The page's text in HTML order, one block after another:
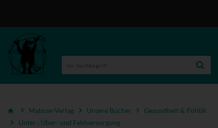
Mabuse-Verlag Unsere Bücher
Gesundheit & Politik
Unter-, Über- und Fehlversorgung